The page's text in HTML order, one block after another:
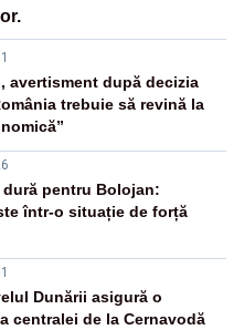
avertisment după decizia
trebuie să revină la
dură pentru Bolojan:
într-o situație de forță
Dunării asigură o
centralei de la Cernavodă